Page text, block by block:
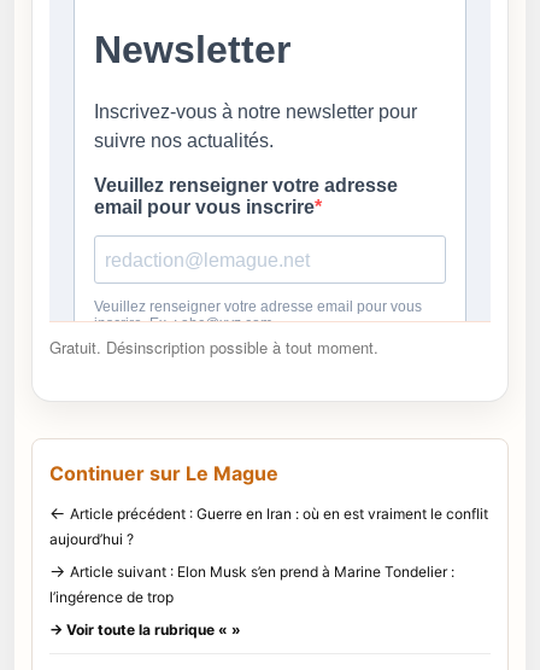
Gratuit. Désinscription possible à tout moment.
Continuer sur Le Mague
← Article précédent : Guerre en Iran : où en est vraiment le conflit
aujourd’hui ?
→ Article suivant : Elon Musk s’en prend à Marine Tondelier :
l’ingérence de trop
→ Voir toute la rubrique « »